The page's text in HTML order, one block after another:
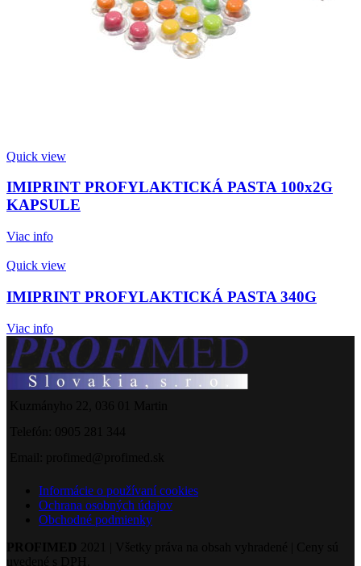
Quick view
IMIPRINT PROFYLAKTICKÁ PASTA 100x2G
KAPSULE
Viac info
Quick view
IMIPRINT PROFYLAKTICKÁ PASTA 340G
Viac info
Informácie o používaní cookies
Ochrana osobných údajov
Obchodné podmienky